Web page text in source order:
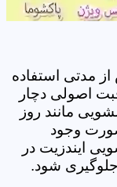
مدتی استفاده
اصولی دچار
مانند روز
وجود
ایندزیت در
شود.